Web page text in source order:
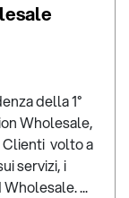
della 1°
Wholesale,
Clienti volto a
servizi, i
...